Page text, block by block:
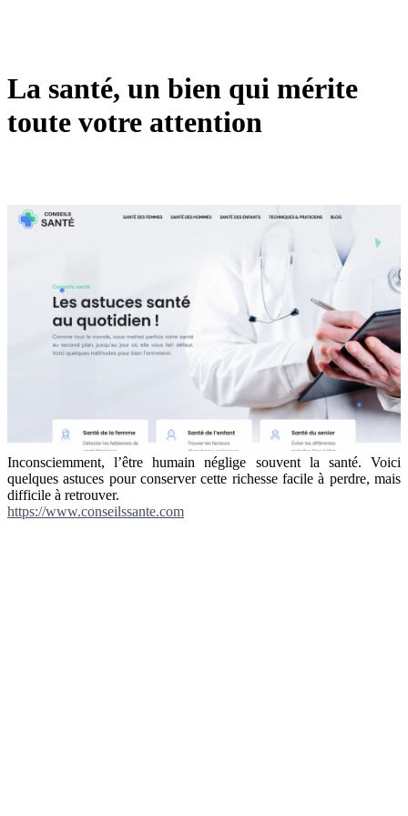
La santé, un bien qui mérite
toute votre attention
Inconsciemment, l’être humain néglige souvent la santé. Voici
quelques astuces pour conserver cette richesse facile à perdre, mais
difficile à retrouver.
https://www.conseilssante.com